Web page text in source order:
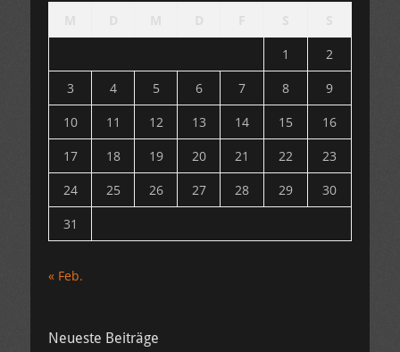
1
2
3
4 5 6 7 8
9
10
11 12 13 14 15
16
17
18 19 20 21 22
23
24
25 26 27 28 29
30
31
« Feb.
Neueste Beiträge